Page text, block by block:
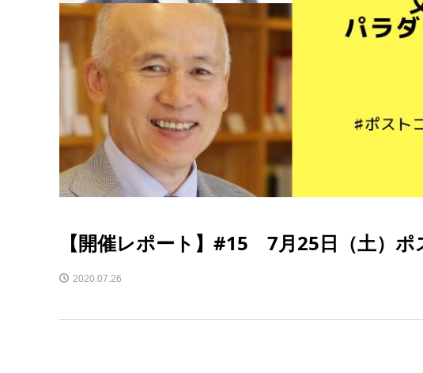
【開催レポート】#15 7月25日（土）
2020.07.26